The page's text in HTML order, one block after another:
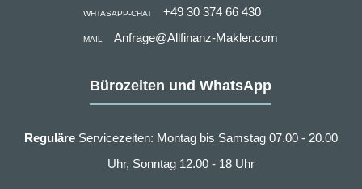
WHTASAPP-CHAT +49 30 374 66 430
MAIL Anfrage@Allfinanz-Makler.com
Bürozeiten und WhatsApp
ReguläreServicezeiten: Montag bis Samstag 07.00 - 20.00
Uhr, Sonntag 12.00 - 18 Uhr